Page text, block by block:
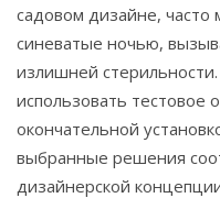
садовом дизайне, часто
синеватые ночью,
излишней
использовать тестовое
окончательной
выбранные решения
дизайнерской